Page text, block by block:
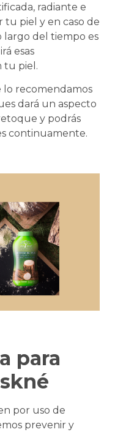
radiante e
tu piel y en caso de
largo del tiempo es
esas
tu piel.
lo recomendamos
dará un aspecto
y podrás
continuamente.
para
por uso de
prevenir y